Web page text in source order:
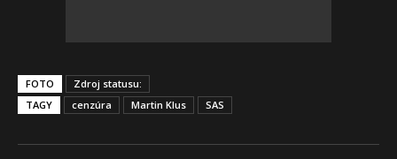
FOTO
Zdroj statusu:
TAGY
cenzúra Martin Klus SAS